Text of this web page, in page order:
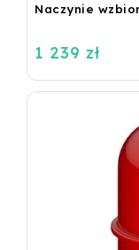
Naczynie
1 239 zł